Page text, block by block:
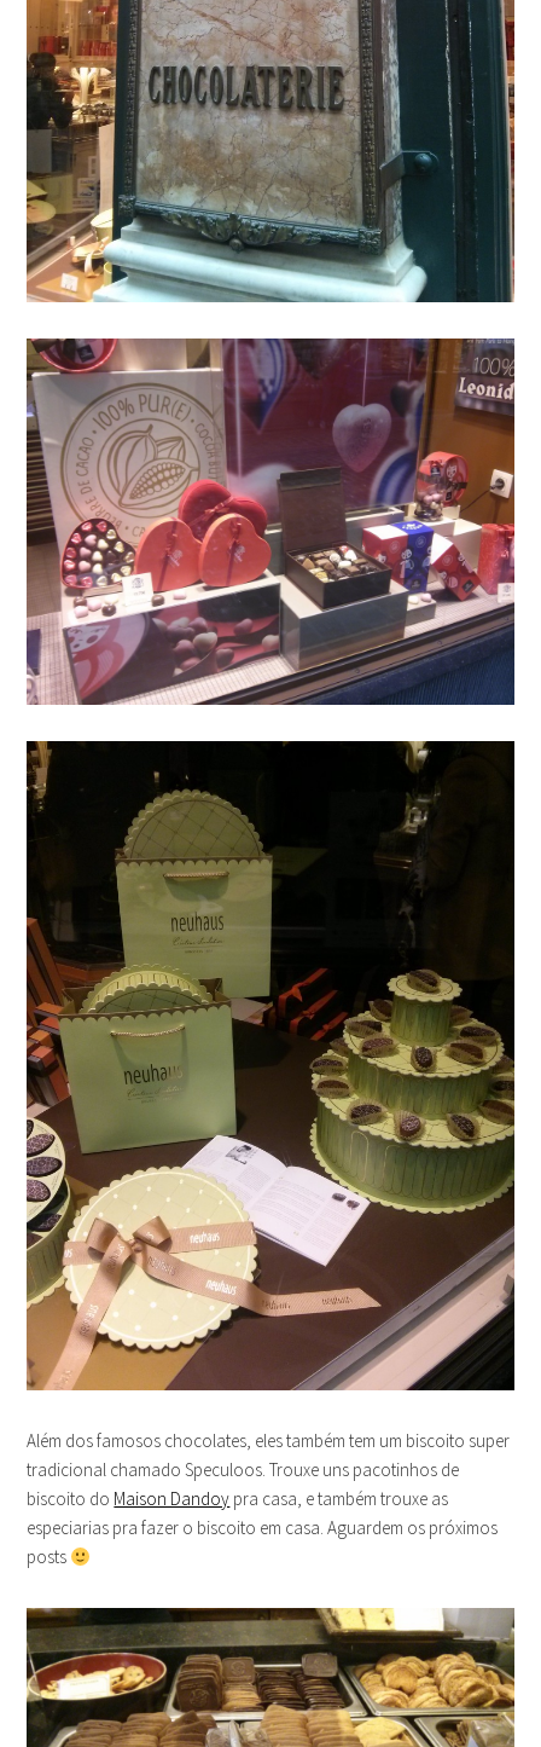
Além dos famosos chocolates, eles também tem um biscoito super
tradicional chamado Speculoos. Trouxe uns pacotinhos de
biscoito do Maison Dandoy pra casa, e também trouxe as
especiarias pra fazer o biscoito em casa. Aguardem os próximos
posts